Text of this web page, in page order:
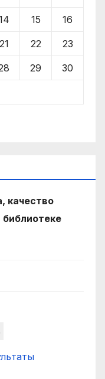
15 16
21 22 23
29 30
качество